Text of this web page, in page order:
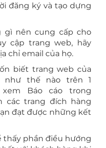
đăng ký và tạo dựng
nên cung cấp cho
cập trang web, hãy
chỉ email của họ.
biết trang web của
như thế nào trên 1
xem Báo cáo trong
các trang đích hàng
đạt được những kết
thấy phần điều hướng